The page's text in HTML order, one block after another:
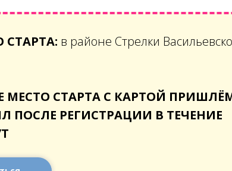
СТАРТА: в районе Стрелки
МЕСТО СТАРТА С КАРТОЙ
ПОСЛЕ РЕГИСТРАЦИИ В ТЕЧЕНИЕ